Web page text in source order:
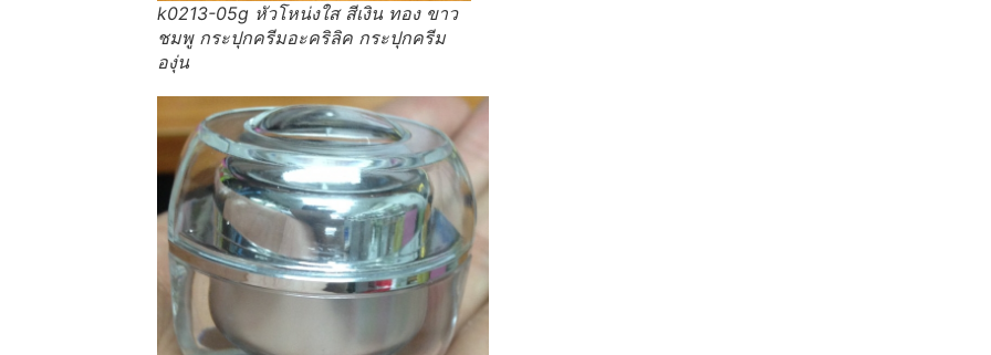
k0213-05g หัวโหน่งใส สีเงิน ทอง ขาว
ชมพู กระปุกครีมอะคริลิค กระปุกครีม
องุ่น